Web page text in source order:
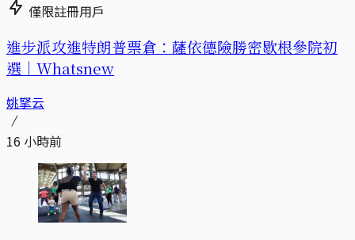
僅限註冊用戶
進步派攻進特朗普票倉：薩依德險勝密歇根參院初
選｜Whatsnew
姚拏云
16 小時前